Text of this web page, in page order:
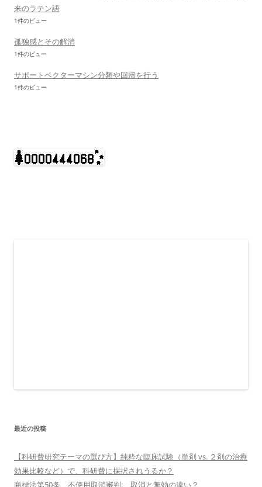
来のラテン語
1件のビュー
孤独感とその解消
1件のビュー
サポートベクターマシン分類や回帰を行う
1件のビュー
最近の投稿
【科研費研究テーマの選び方】純粋な臨床試験（単剤 vs. ２剤の治療
効果比較など）で、科研費に採択されうるか？
商標法第50条 不使用取消審判: 取消と無効の違い？